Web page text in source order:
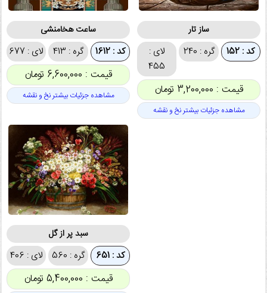
ساز تار
کد : 152 گره : 240
لای :
455
قیمت : 3,200,000 تومان
مشاهده جزئیات بیشتر نخ و نقشه
ساعت هخامنشی
کد : 1612 گره : 413 لای : 677
قیمت : 6,600,000 تومان
مشاهده جزئیات بیشتر نخ و نقشه
سبد پر از گل
کد : 651 گره : 560 لای : 406
قیمت : 5,400,000 تومان